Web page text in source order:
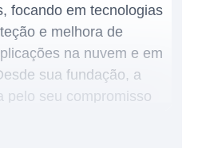
focando em tecnologias
e melhora de
na nuvem e em
sua fundação, a
pelo seu compromisso
e serviços que ajudam
a integridade de